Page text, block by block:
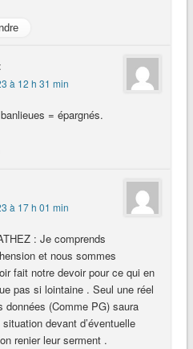
à 12 h 31 min
= épargnés.
à 17 h 01 min
: Je comprends
et nous sommes
fait notre devoir pour ce qui en
pas si lointaine . Seul une réel
données (Comme PG) saura
devant d’éventuelle
renier leur serment .